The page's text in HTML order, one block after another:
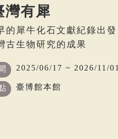
灣有犀
的犀牛化石文獻紀錄出
古生物研究的成果
2025/06/17 ~ 2026/11/01
臺博館本館